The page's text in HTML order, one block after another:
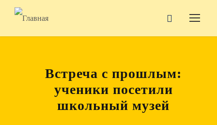
Встреча с прошлым:
ученики посетили
школьный музей